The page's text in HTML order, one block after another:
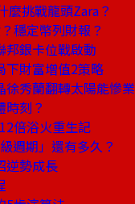
挑戰龍頭Zara？
穩定幣列財報？
邦銀卡位戰啟動
下財富增值2策略
徐秀蘭翻轉太陽能慘業
時刻？
倍浴火重生記
週期」還有多久？
逆勢成長